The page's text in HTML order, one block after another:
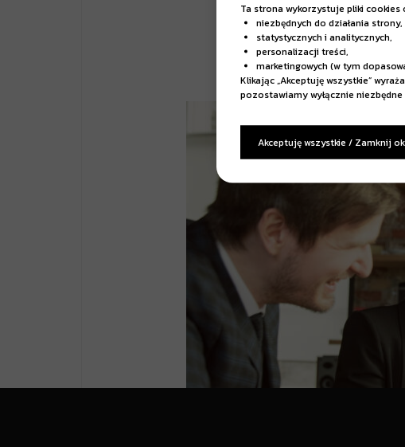
Ta strona wykorzystuje pliki
niezbędnych do działania strony,
statystycznych i analitycznych,
personalizacji treści,
marketingowych (w tym
Klikając „Akceptuję wszystkie”
pozostawiamy wyłącznie niezbędne
Akceptuję wszystkie / Zamknij